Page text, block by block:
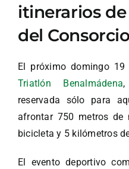
itinerarios
del Consorcio
El próximo domingo
Triatlón Benalmádena,
reservada sólo para
afrontar 750 metros de
bicicleta y 5 kilómetros
El evento deportivo